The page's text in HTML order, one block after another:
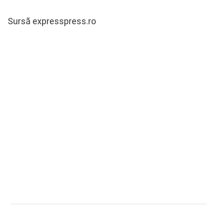
Sursă expresspress.ro